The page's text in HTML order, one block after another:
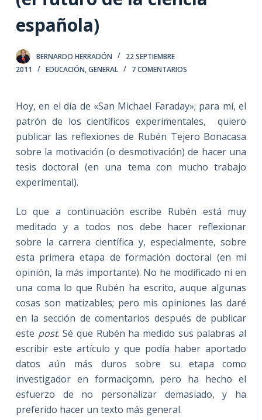
española)
BERNARDO HERRADÓN
22 SEPTIEMBRE
2011
EDUCACIÓN,GENERAL 7 COMENTARIOS
Hoy, en el día de «San Michael Faraday»; para mí, el
patrón de los científicos experimentales, quiero
publicar las reflexiones de Rubén Tejero Bonacasa
sobre la motivación (o desmotivación) de hacer una
tesis doctoral (en una tema con mucho trabajo
experimental).
Lo que a continuación escribe Rubén está muy
meditado y a todos nos debe hacer reflexionar
sobre la carrera científica y, especialmente, sobre
esta primera etapa de formación doctoral (en mi
opinión, la más importante). No he modificado ni en
una coma lo que Rubén ha escrito, auque algunas
cosas son matizables; pero mis opiniones las daré
en la sección de comentarios después de publicar
este post. Sé que Rubén ha medido sus palabras al
escribir este artículo y que podía haber aportado
datos aún más duros sobre su etapa como
investigador en formaciçomn, pero ha hecho el
esfuerzo de no personalizar demasiado, y ha
preferido hacer un texto más general.